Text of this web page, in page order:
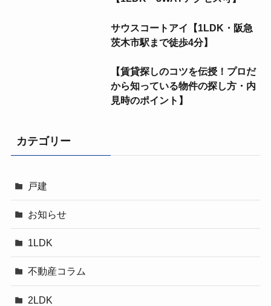
サウスコートアイ【1LDK・阪急
茨木市駅まで徒歩4分】
【賃貸探しのコツを伝授！プロだ
から知っている物件の探し方・内
見時のポイント】
カテゴリー
戸建
お知らせ
1LDK
不動産コラム
2LDK